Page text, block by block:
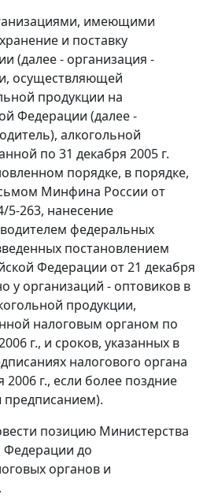
имеющими
и поставку
(далее - организация -
осуществляющей
продукции на
Федерации (далее -
алкогольной
по 31 декабря 2005 г.
порядке, в порядке,
Минфина России от
5-263, нанесение
федеральных
постановлением
Федерации от 21 декабря
у организаций - оптовиков в
продукции,
налоговым органом по
г., и сроков, указанных в
налогового органа
2006 г., если более поздние
предписанием).
позицию Министерства
Федерации до
органов и